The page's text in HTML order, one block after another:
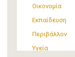
Οικονομία
Εκπαίδευση
Περιβάλλον
Υγεία